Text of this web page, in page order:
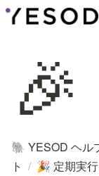
🎉
🐘 YESOD ヘル
ト / 🎉 定期実